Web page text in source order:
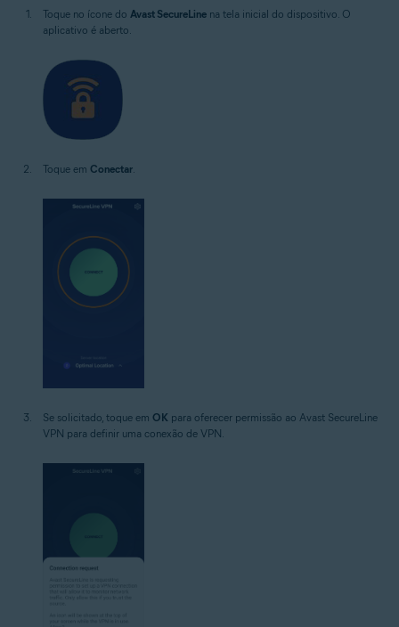
Toque no ícone do Avast SecureLine na tela inicial do dispositivo. O
aplicativo é aberto.
Toque em Conectar.
Se solicitado, toque em OK para oferecer permissão ao Avast SecureLine
VPN para definir uma conexão de VPN.